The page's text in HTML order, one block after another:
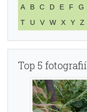
A B C D E F G
T
U V W X Y Z
Top 5 fotografií